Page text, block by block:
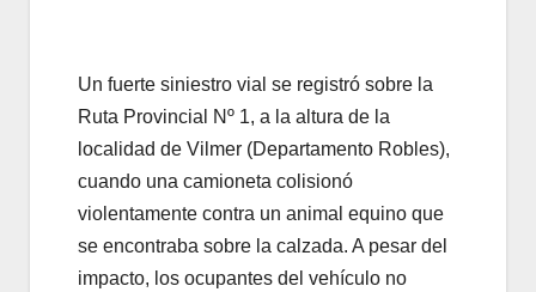
Un fuerte siniestro vial se registró sobre la
Ruta Provincial Nº 1, a la altura de la
localidad de Vilmer (Departamento Robles),
cuando una camioneta colisionó
violentamente contra un animal equino que
se encontraba sobre la calzada. A pesar del
impacto, los ocupantes del vehículo no